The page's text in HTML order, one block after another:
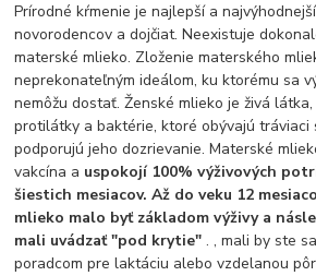
L.O.L. Surprise zberateľské figúrky
L.O.L. OMG
Prírodné kŕmenie je najlepší a
novorodencov a dojčiat. Neexistuje
materské mlieko. Zloženie materského
neprekonateľným ideálom, ku ktorému sa
nemôžu dostať. Ženské mlieko je živá
protilátky a baktérie, ktoré obývajú tráviaci
podporujú jeho dozrievanie. Materské
vakcína a uspokojí 100% výživových
šiestich mesiacov. Až do veku 12
mlieko malo byť základom výživy a
mali uvádzať "pod krytie". , mali by ste
poradcom pre laktáciu alebo vzdelanou